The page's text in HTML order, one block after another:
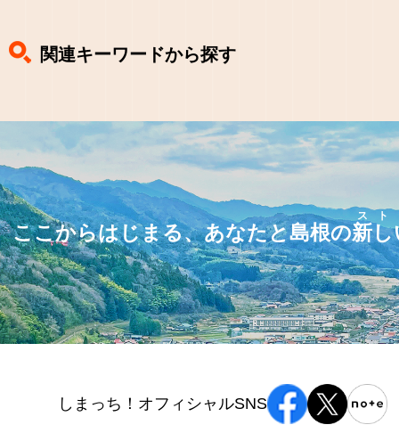
関連キーワードから探す
ここからはじまる、あなたと島根の新し
スト
しまっち！オフィシャルSNS